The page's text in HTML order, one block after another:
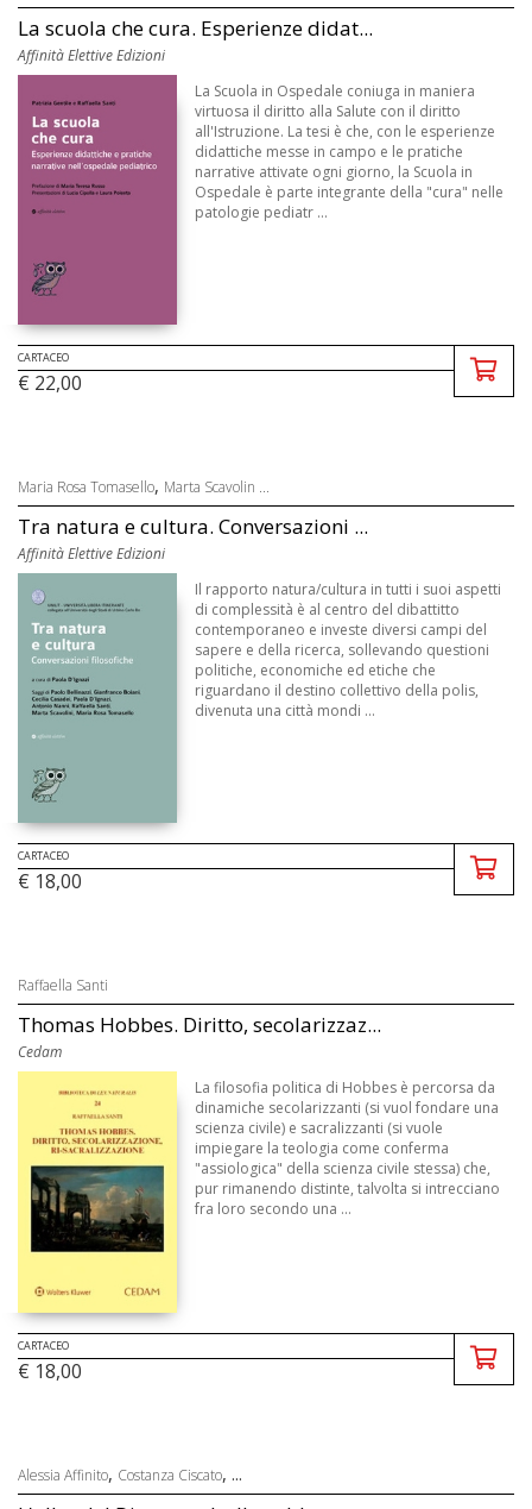
La scuola che cura. Esperienze didat...
Affinità Elettive Edizioni
La Scuola in Ospedale coniuga in maniera
virtuosa il diritto alla Salute con il diritto
all'Istruzione. La tesi è che, con le esperienze
didattiche messe in campo e le pratiche
narrative attivate ogni giorno, la Scuola in
Ospedale è parte integrante della "cura" nelle
patologie pediatr ...
CARTACEO
€ 22,00
Maria Rosa Tomasello, Marta Scavolin ...
Tra natura e cultura. Conversazioni ...
Affinità Elettive Edizioni
Il rapporto natura/cultura in tutti i suoi aspetti
di complessità è al centro del dibattitto
contemporaneo e investe diversi campi del
sapere e della ricerca, sollevando questioni
politiche, economiche ed etiche che
riguardano il destino collettivo della polis,
divenuta una città mondi ...
CARTACEO
€ 18,00
Raffaella Santi
Thomas Hobbes. Diritto, secolarizzaz...
Cedam
La filosofia politica di Hobbes è percorsa da
dinamiche secolarizzanti (si vuol fondare una
scienza civile) e sacralizzanti (si vuole
impiegare la teologia come conferma
"assiologica" della scienza civile stessa) che,
pur rimanendo distinte, talvolta si intrecciano
fra loro secondo una ...
CARTACEO
€ 18,00
Alessia Affinito, Costanza Ciscato, ...